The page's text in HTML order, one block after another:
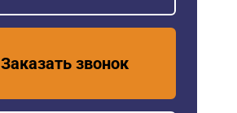
Заказать звонок